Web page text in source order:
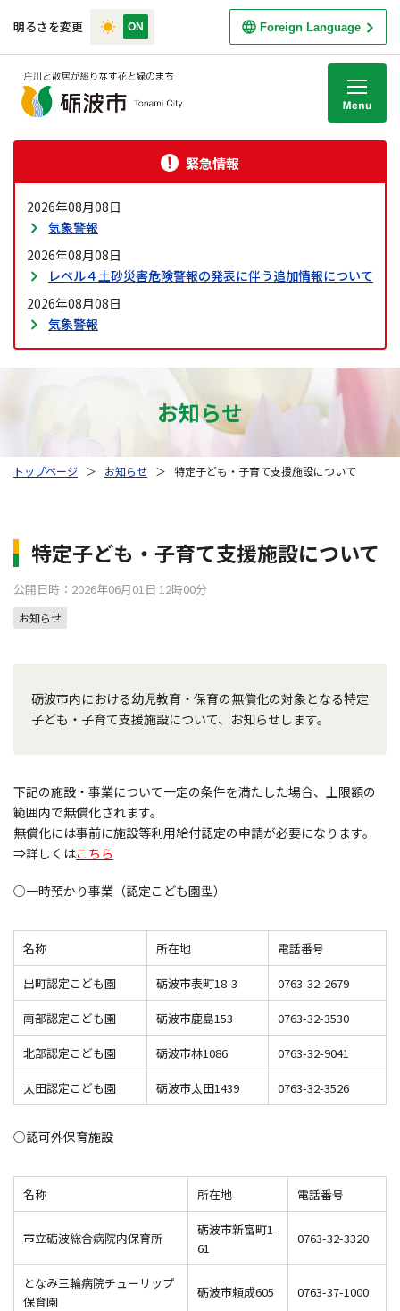
明るさを変更 Foreign Language
緊急情報
2026年08月08日
気象警報
2026年08月08日
レベル４土砂災害危険警報の発表に伴う追加情報について
2026年08月08日
気象警報
お知らせ
トップページ ＞ お知らせ ＞ 特定子ども・子育て支援施設について
特定子ども・子育て支援施設について
公開日時：2026年06月01日 12時00分
お知らせ
砺波市内における幼児教育・保育の無償化の対象となる特定
子ども・子育て支援施設について、お知らせします。
下記の施設・事業について一定の条件を満たした場合、上限額の
範囲内で無償化されます。
無償化には事前に施設等利用給付認定の申請が必要になります。
⇒詳しくはこちら
○一時預かり事業（認定こども園型）
名称 所在地 電話番号
出町認定こども園 砺波市表町18-3 0763-32-2679
南部認定こども園 砺波市鹿島153 0763-32-3530
北部認定こども園 砺波市林1086 0763-32-9041
太田認定こども園 砺波市太田1439 0763-32-3526
○認可外保育施設
名称 所在地 電話番号
市立砺波総合病院内保育所
砺波市新富町1-
61
0763-32-3320
となみ三輪病院チューリップ
保育園
砺波市頼成605 0763-37-1000